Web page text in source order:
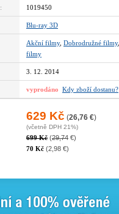
1019450
Blu-ray 3D
Akční filmy, Dobrodružné filmy,
filmy
3. 12. 2014
vyprodáno Kdy zboží dostanu?
629 Kč (26,76 €)
(včetně DPH 21%)
699 Kč (29,74 €)
70 Kč (2,98 €)